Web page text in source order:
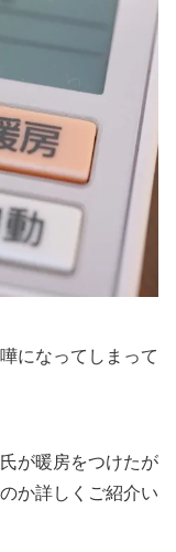
になってしまって
が暖房をつけたが
か詳しくご紹介い